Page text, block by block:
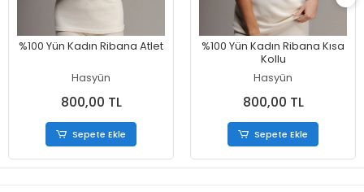
%100 Yün Kadın Ribana Atlet
Hasyün
800,00 TL
Sepete Ekle
%100 Yün Kadın Ribana Kısa
Kollu
Hasyün
800,00 TL
Sepete Ekle